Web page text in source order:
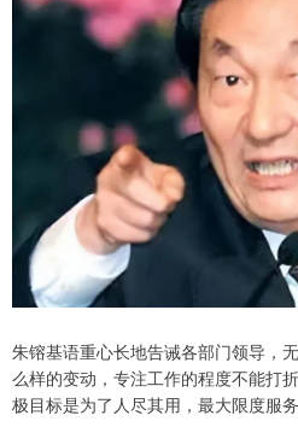
朱镕基语重心长地告诫各部门领导，
么样的变动，专注工作的程度不能打
极目标是为了人尽其用，最大限度服务